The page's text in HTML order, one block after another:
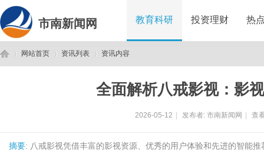
市南新闻网 教育科研 投资理财 热
网站首页 资讯列表 资讯内容
全面解析八戒影视：影
2026-05-12 发布者: 市南新闻网 查
摘要: 八戒影视凭借丰富的影视资源、优秀的用户体验和先进的智能